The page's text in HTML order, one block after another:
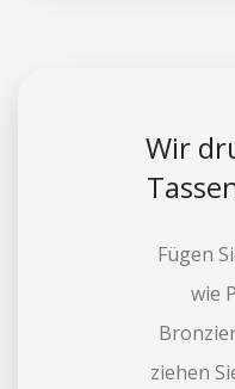
Wir
Fügen
wie
ziehen